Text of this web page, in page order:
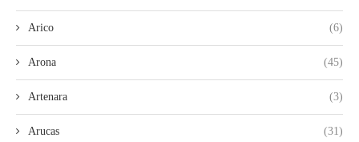
Arico (6)
Arona (45)
Artenara (3)
Arucas (31)